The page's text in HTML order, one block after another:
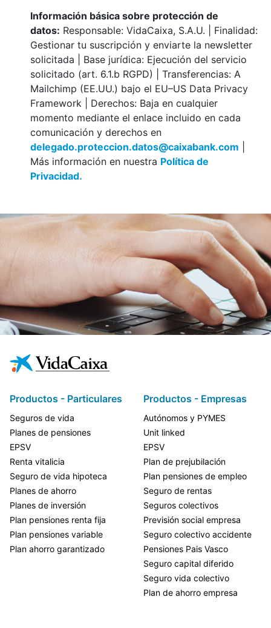
Información básica sobre protección de
datos: Responsable: VidaCaixa, S.A.U. | Finalidad:
Gestionar tu suscripción y enviarte la newsletter
solicitada | Base jurídica: Ejecución del servicio
solicitado (art. 6.1.b RGPD) | Transferencias: A
Mailchimp (EE.UU.) bajo el EU–US Data Privacy
Framework | Derechos: Baja en cualquier
momento mediante el enlace incluido en cada
comunicación y derechos en
delegado.proteccion.datos@caixabank.com
Más información en nuestra Política de
Privacidad.
Productos - Particulares
Seguros de vida
Planes de pensiones
EPSV
Renta vitalicia
Seguro de vida hipoteca
Planes de ahorro
Planes de inversión
Plan pensiones renta fija
Plan pensiones variable
Plan ahorro garantizado
Productos - Empresas
Autónomos y PYMES
Unit linked
EPSV
Plan de prejubilación
Plan pensiones de empleo
Seguro de rentas
Seguros colectivos
Previsión social empresa
Seguro colectivo accidente
Pensiones Pais Vasco
Seguro capital diferido
Seguro vida colectivo
Plan de ahorro empresa